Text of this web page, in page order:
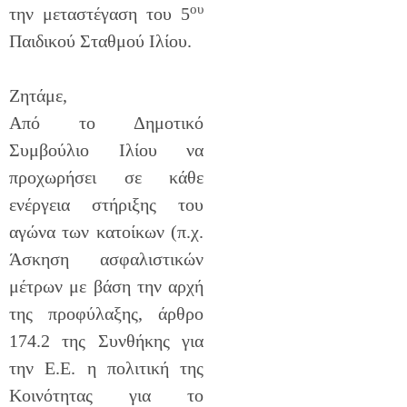
την μεταστέγαση του 5ου
Παιδικού Σταθμού Ιλίου.
Ζητάμε,
Από το Δημοτικό
Συμβούλιο Ιλίου να
προχωρήσει σε κάθε
ενέργεια στήριξης του
αγώνα των κατοίκων (π.χ.
Άσκηση ασφαλιστικών
μέτρων με βάση την αρχή
της προφύλαξης, άρθρο
174.2 της Συνθήκης για
την Ε.Ε. η πολιτική της
Κοινότητας για το